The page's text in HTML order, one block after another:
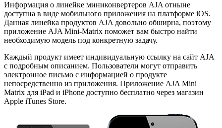
Информация о линейке миниконвертеров AJA отныне
доступна в виде мобильного приложения на платформе iOS.
Данная линейка продуктов AJA довольно обширна, поэтому
приложение AJA Mini-Matrix поможет вам быстро найти
необходимую модель под конкретную задачу.
Каждый продукт имеет индивидуальную ссылку на сайт AJA
с подробным описанием. Пользователи могут отправить
электронное письмо с информацией о продукте
непосредственно из приложения. Приложение AJA Mini
Matrix для iPad и iPhone доступно бесплатно через магазин
Apple iTunes Store.